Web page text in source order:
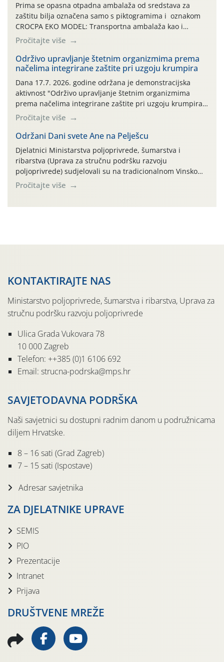
Prima se opasna otpadna ambalaža od sredstava za
zaštitu bilja označena samo s piktogramima i oznakom
CROCPA EKO MODEL: Transportna ambalaža kao i
ambalaža drugih proizvoda koji nisu sredstva za zaštitu
bilja (npr. ambalaža od mineralnih gnojiva,) se ne
prihvaća. Korisnicima je osiguran besplatni povrat
prazne ambalaže isključivo ovih tvrtki: AGROCHEM-MAKS,
AGRONOM, ALBAUGH TKI* (PINUS […]
Pročitajte više
Održivo upravljanje štetnim organizmima prema
načelima integrirane zaštite pri uzgoju krumpira
Dana 17.7. 2026. godine održana je demonstracijska
aktivnost "Održivo upravljanje štetnim organizmima
prema načelima integrirane zaštite pri uzgoju krumpira"
na pokusnom polju "Poredje", kraj naselja Belica (ARKOD
parcela ID 2445031) (središnji dio Međimurske županije).
Pročitajte više
Održani Dani svete Ane na Pelješcu
Djelatnici Ministarstva poljoprivrede, šumarstva i
ribarstva (Uprava za stručnu podršku razvoju
poljoprivrede) sudjelovali su na tradicionalnom Vinskom
forumu, održanom 24.07.2026. godine u Domu vinarske
tradicije u Putnikovićima na poluotoku Pelješcu, u
Pročitajte više
KONTAKTIRAJTE NAS
Ministarstvo poljoprivrede, šumarstva i ribarstva, Uprava za
stručnu podršku razvoju poljoprivrede
Ulica Grada Vukovara 78
10 000 Zagreb
Telefon: ++385 (0)1 6106 692
Email: strucna-podrska@mps.hr
SAVJETODAVNA PODRŠKA
Naši savjetnici su dostupni radnim danom u podružnicama
diljem Hrvatske.
8 – 16 sati (Grad Zagreb)
7 – 15 sati (Ispostave)
Adresar savjetnika
ZA DJELATNIKE UPRAVE
SEMIS
PIO
Prezentacije
Intranet
Prijava
DRUŠTVENE MREŽE